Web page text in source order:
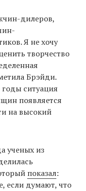
дилеров,
Я не хочу
творчество
Брэйди.
ситуация
появляется
на высокий
ученых из
показал:
если думают, что